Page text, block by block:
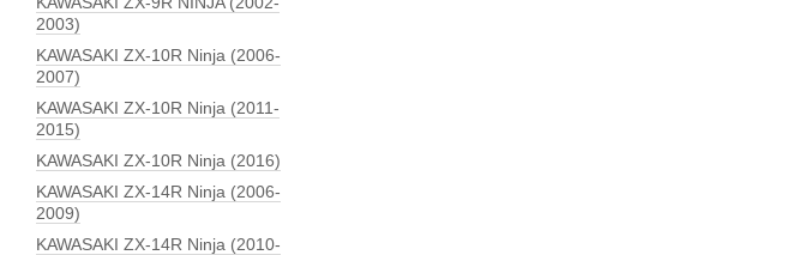
2003)
KAWASAKI ZX-10R Ninja (2006-
2007)
KAWASAKI ZX-10R Ninja (2011-
2015)
KAWASAKI ZX-10R Ninja (2016)
KAWASAKI ZX-14R Ninja (2006-
2009)
KAWASAKI ZX-14R Ninja (2010-